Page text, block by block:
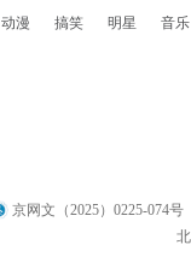
动漫 搞笑 明星 音乐
京网文（2025）0225-074号